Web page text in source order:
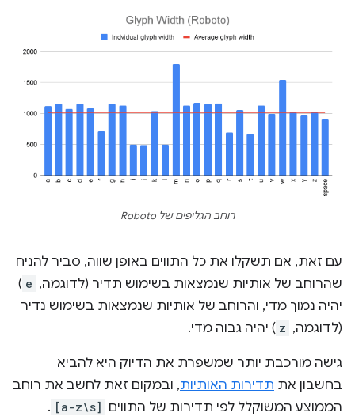
רוחב הגליפים של Roboto
עם זאת, אם תשקלו את כל התווים באופן שווה, סביר להניח
שהרוחב של אותיות שנמצאות בשימוש תדיר (לדוגמה, e
)
יהיה נמוך מדי, והרוחב של אותיות שנמצאות בשימוש נדיר
(לדוגמה, z ) יהיה גבוה מדי.
גישה מורכבת יותר שמשפרת את הדיוק היא להביא
בחשבון את תדירות האותיות, ובמקום זאת לחשב את רוחב
הממוצע המשוקלל לפי תדירות של התווים [a-z\s]
.